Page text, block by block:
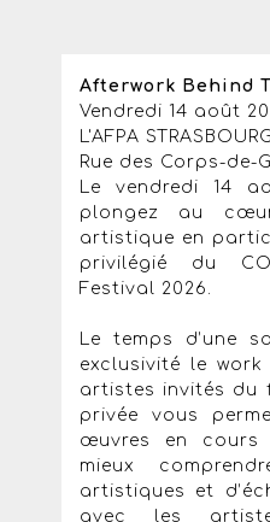
Afterwork Behind
Vendredi 14 août
L'AFPA STRASBOURG
Rue des Corps-de-
Le vendredi 14
plongez au
artistique en
privilégié du
Festival 2026.
Le temps d’une
exclusivité le
artistes invités du
privée vous
œuvres en cours
mieux
artistiques et
avec les